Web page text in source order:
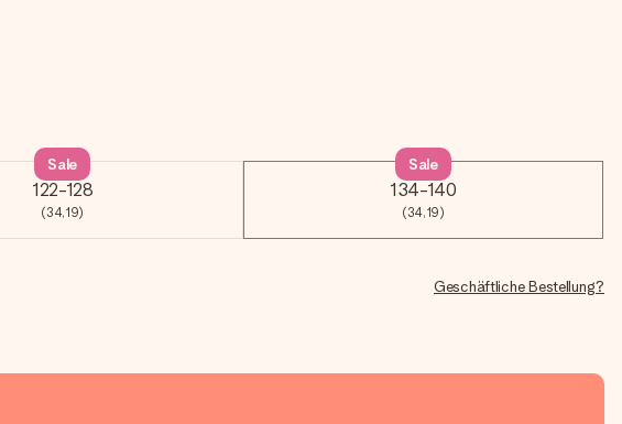
122-128
(34,19)
Sale
134-140
(34,19)
Sale
Geschäftliche Bestellung?